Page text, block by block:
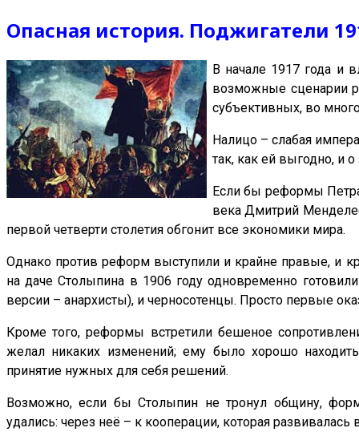
Опасная история. Поджигатели
В начале 1917 года и
возможные сценарии
субъективных, во
Налицо – слабая
так, как ей выгодно, и
Если бы реформы
века Дмитрий
первой четверти столетия обгонит все экономики мира.
Однако против реформ выступили и крайне правые, и
на даче Столыпина в 1906 году одновременно
версии – анархисты), и черносотенцы. Просто первые
Кроме того, реформы встретили бешеное
желал никаких изменений; ему было хорошо
принятие нужных для себя решений.
Возможно, если бы Столыпин не тронул общину,
удались: через неё – к кооперации, которая